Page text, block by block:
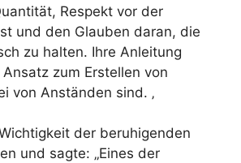
Respekt vor der
und den Glauben daran, die
zu halten. Ihre Anleitung
zum Erstellen von
von Anständen sind. ‚
der beruhigenden
und sagte: „Eines der